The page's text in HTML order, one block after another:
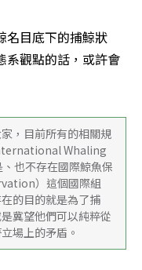
名目底下的捕鯨狀
系觀點的話，或許會
，目前所有的相關規
Whaling
也不存在國際鯨魚保
）這個國際組
的目的就是為了捕
冀望他們可以純粹從
場上的矛盾。